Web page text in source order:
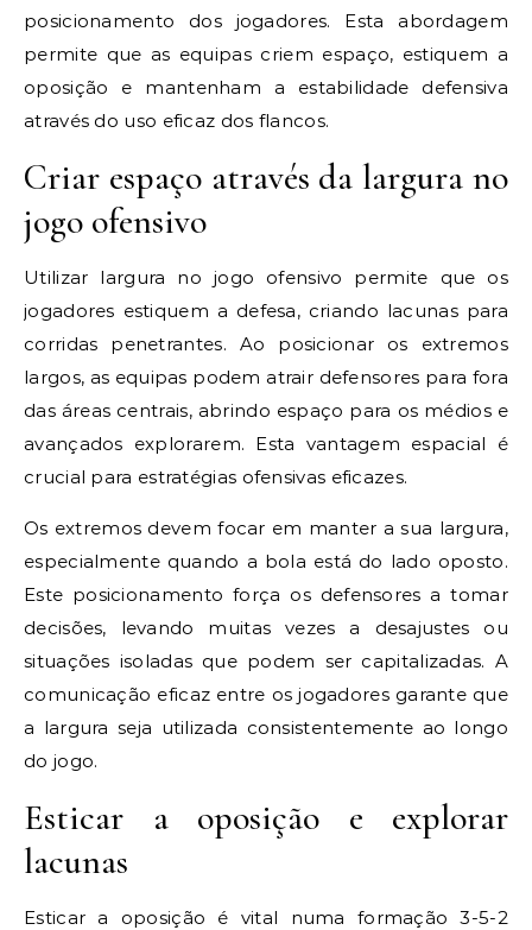
posicionamento dos jogadores. Esta abordagem
permite que as equipas criem espaço, estiquem a
oposição e mantenham a estabilidade defensiva
através do uso eficaz dos flancos.
Criar espaço através da largura no
jogo ofensivo
Utilizar largura no jogo ofensivo permite que os
jogadores estiquem a defesa, criando lacunas para
corridas penetrantes. Ao posicionar os extremos
largos, as equipas podem atrair defensores para fora
das áreas centrais, abrindo espaço para os médios e
avançados explorarem. Esta vantagem espacial é
crucial para estratégias ofensivas eficazes.
Os extremos devem focar em manter a sua largura,
especialmente quando a bola está do lado oposto.
Este posicionamento força os defensores a tomar
decisões, levando muitas vezes a desajustes ou
situações isoladas que podem ser capitalizadas. A
comunicação eficaz entre os jogadores garante que
a largura seja utilizada consistentemente ao longo
do jogo.
Esticar a oposição e explorar
lacunas
Esticar a oposição é vital numa formação 3-5-2